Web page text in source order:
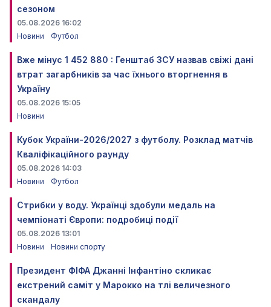
сезоном
05.08.2026 16:02
Новини
Футбол
Вже мінус 1 452 880 : Генштаб ЗСУ назвав свіжі дані
втрат загарбників за час їхнього вторгнення в
Україну
05.08.2026 15:05
Новини
Кубок України-2026/2027 з футболу. Розклад матчів
Кваліфікаційного раунду
05.08.2026 14:03
Новини
Футбол
Стрибки у воду. Українці здобули медаль на
чемпіонаті Європи: подробиці події
05.08.2026 13:01
Новини
Новини спорту
Президент ФІФА Джанні Інфантіно скликає
екстрений саміт у Марокко на тлі величезного
скандалу